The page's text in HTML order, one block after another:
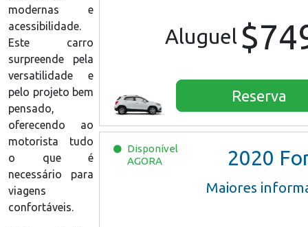
Aluguel
Reserva
Disponível
AGORA
2020 Ford
Maiores
modernas e
acessibilidade.
Este carro
surpreende pela
versatilidade e
pelo projeto bem
pensado,
oferecendo ao
motorista tudo
o que é
necessário para
viagens
confortáveis.